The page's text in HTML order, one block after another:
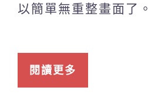
以簡單無重整畫面了。
閱讀更多